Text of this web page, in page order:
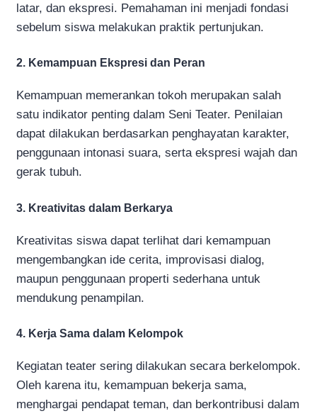
latar, dan ekspresi. Pemahaman ini menjadi fondasi
sebelum siswa melakukan praktik pertunjukan.
2. Kemampuan Ekspresi dan Peran
Kemampuan memerankan tokoh merupakan salah
satu indikator penting dalam Seni Teater. Penilaian
dapat dilakukan berdasarkan penghayatan karakter,
penggunaan intonasi suara, serta ekspresi wajah dan
gerak tubuh.
3. Kreativitas dalam Berkarya
Kreativitas siswa dapat terlihat dari kemampuan
mengembangkan ide cerita, improvisasi dialog,
maupun penggunaan properti sederhana untuk
mendukung penampilan.
4. Kerja Sama dalam Kelompok
Kegiatan teater sering dilakukan secara berkelompok.
Oleh karena itu, kemampuan bekerja sama,
menghargai pendapat teman, dan berkontribusi dalam